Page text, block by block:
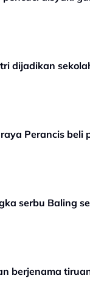
dijadikan
Perancis
serbu Baling
berjenama